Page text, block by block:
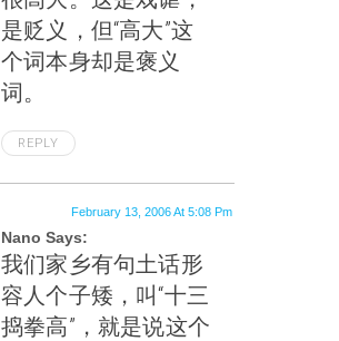
是贬义，但“高大”这
个词本身却是褒义
词。
REPLY
Nano Says:
February 13, 2006 At 5:08 Pm
我们家乡有句土话形
容人个子矮，叫“十三
捣拳高”，就是说这个